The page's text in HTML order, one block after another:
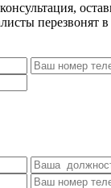
перезвонят в